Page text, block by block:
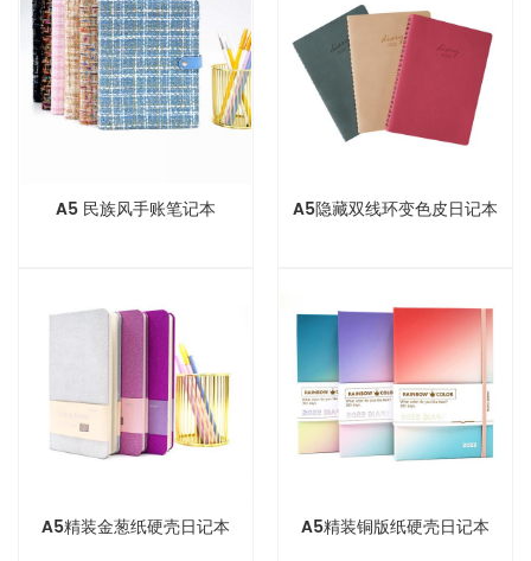
A5 民族风手账笔记本 A5隐藏双线环变色皮日记本
A5精装金葱纸硬壳日记本 A5精装铜版纸硬壳日记本